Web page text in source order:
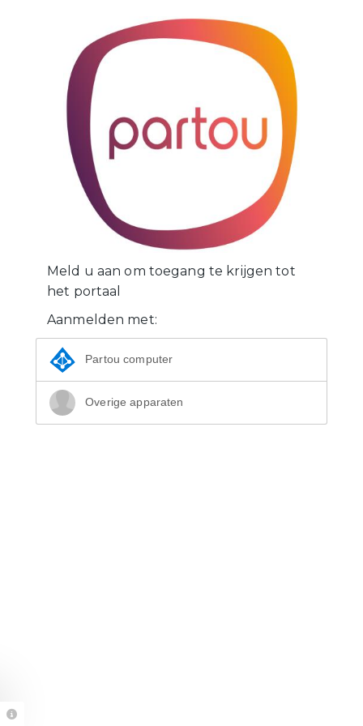
Meld u aan om toegang te krijgen tot
het portaal
Aanmelden met:
Partou computer
Overige apparaten